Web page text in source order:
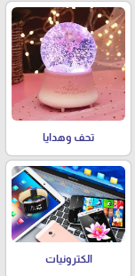
تحف وهدايا
الكترونيات